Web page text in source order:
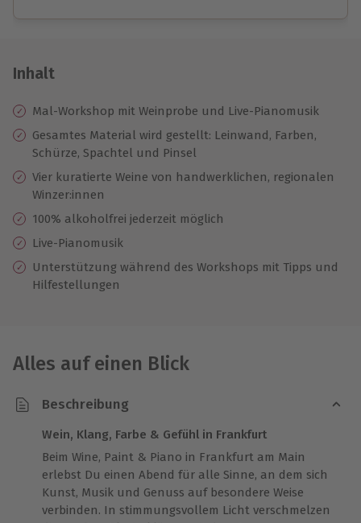
Jeder Gutschein für alle Erlebnisse einlösbar.
10 Jahre gültig & verlängerbar.
Inhalt
Mal-Workshop mit Weinprobe und Live-Pianomusik
Gesamtes Material wird gestellt: Leinwand, Farben,
Schürze, Spachtel und Pinsel
Vier kuratierte Weine von handwerklichen, regionalen
Winzer:innen
100% alkoholfrei jederzeit möglich
Live-Pianomusik
Unterstützung während des Workshops mit Tipps und
Hilfestellungen
Alles auf einen Blick
Beschreibung
Wein, Klang, Farbe & Gefühl in Frankfurt
Beim Wine, Paint & Piano in Frankfurt am Main
erlebst Du einen Abend für alle Sinne, an dem sich
Kunst, Musik und Genuss auf besondere Weise
verbinden. In stimmungsvollem Licht verschmelzen